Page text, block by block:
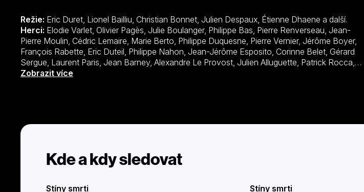
dvojici hlavních hrdinů, ale když zločin udeří, počínají si všichni podobně: zakotví v příjemné
kavárně v centru několik set let starého historického městečka a proberou důkazy nad
sklenkou dobrého vína nebo šálkem voňavé kávy. Nenechte si ujít návštěvu nejkrásnějších, ale
také nejtajuplnějších a nejnebezpečnějších míst v Evropě.
Režie: Eric Duret, Lionel Bailliu, Christian Bonnet, Julien Despaux, Étienne Dhaene a další.
Herci:
Zobrazit více
Kde a kdy sledovat
Stíny smrti
Stíny smrti